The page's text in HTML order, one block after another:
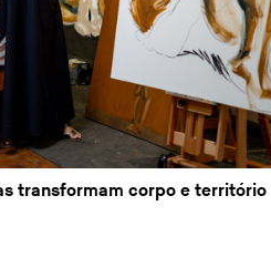
transformam corpo e território